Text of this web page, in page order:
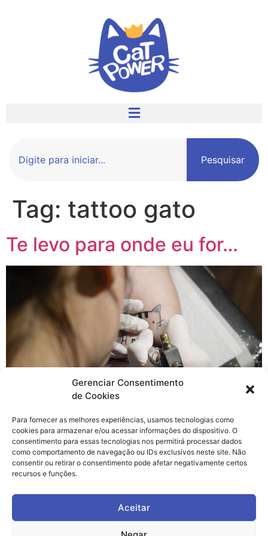
Gerenciar Consentimento
de Cookies
Para fornecer as melhores experiências, usamos tecnologias como
cookies para armazenar e/ou acessar informações do dispositivo. O
consentimento para essas tecnologias nos permitirá processar dados
como comportamento de navegação ou IDs exclusivos neste site. Não
consentir ou retirar o consentimento pode afetar negativamente certos
recursos e funções.
Aceitar
Pesquisar
Tag: tattoo gato
Te levo para onde eu for…
O que eu mais amo no nosso site é o fato de poder
compartilhar com vocês o que muita gente consideraria
loucura, mas no nosso caso é só amor. Hoje eu não
tenho vontade de ter filhos (quem sabe um dia…por que
não?), mas meu coração é grande demais e cabe muito
amor aqui dentro, […]